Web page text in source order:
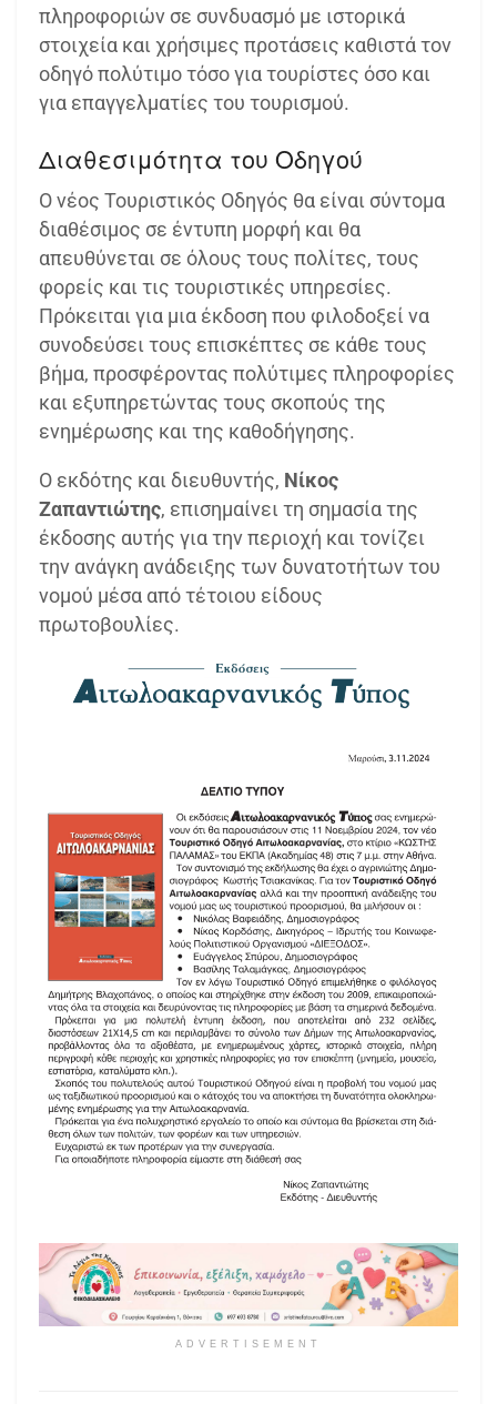
πληροφοριών σε συνδυασμό με ιστορικά
στοιχεία και χρήσιμες προτάσεις καθιστά τον
οδηγό πολύτιμο τόσο για τουρίστες όσο και
για επαγγελματίες του τουρισμού.
Διαθεσιμότητα του Οδηγού
Ο νέος Τουριστικός Οδηγός θα είναι σύντομα
διαθέσιμος σε έντυπη μορφή και θα
απευθύνεται σε όλους τους πολίτες, τους
φορείς και τις τουριστικές υπηρεσίες.
Πρόκειται για μια έκδοση που φιλοδοξεί να
συνοδεύσει τους επισκέπτες σε κάθε τους
βήμα, προσφέροντας πολύτιμες πληροφορίες
και εξυπηρετώντας τους σκοπούς της
ενημέρωσης και της καθοδήγησης.
Ο εκδότης και διευθυντής, Νίκος
Ζαπαντιώτης, επισημαίνει τη σημασία της
έκδοσης αυτής για την περιοχή και τονίζει
την ανάγκη ανάδειξης των δυνατοτήτων του
νομού μέσα από τέτοιου είδους
πρωτοβουλίες.
ADVERTISEMENT